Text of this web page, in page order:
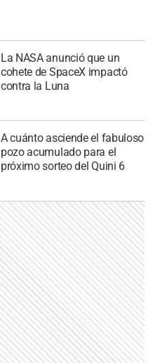
La NASA anunció que un
cohete de SpaceX impactó
contra la Luna
A cuánto asciende el fabuloso
pozo acumulado para el
próximo sorteo del Quini 6